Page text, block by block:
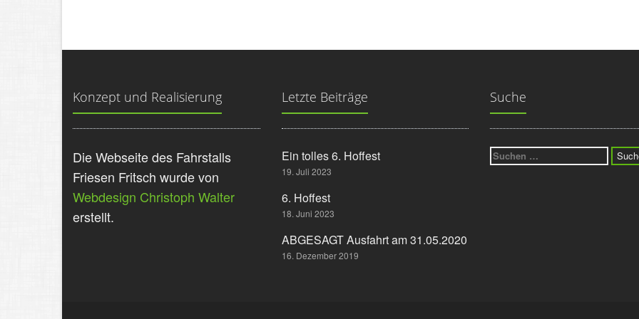
Konzept und Realisierung
Die Webseite des Fahrstalls
Friesen Fritsch wurde von
Webdesign Christoph Walter
erstellt.
Letzte Beiträge
Ein tolles 6. Hoffest
19. Juli 2023
6. Hoffest
18. Juni 2023
ABGESAGT Ausfahrt am 31.05.2020
16. Dezember 2019
Suche
Suchen
nach: